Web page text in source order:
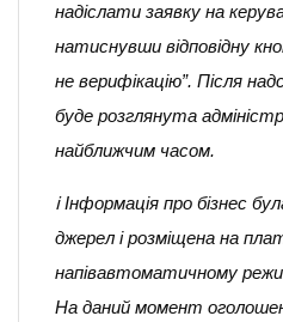
надіслати заявку на
натиснувши відповідну
не верифікацію”. Після
буде розглянута
найближчим часом.
ℹ️ Інформація про бізнес
джерел і розміщена на
напівавтоматичному
На даний момент